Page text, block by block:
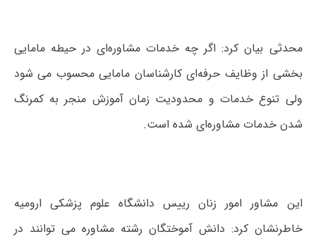
محدثی بیان کرد: اگر چه خدمات مشاوره‌ای در حیطه مامایی
بخشی از وظایف حرفه‌ای کارشناسان مامایی محسوب می شود
ولی تنوع خدمات و محدودیت زمان آموزش منجر به کمرنگ
شدن خدمات مشاوره‌ای شده است.
این مشاور امور زنان رییس دانشگاه علوم پزشکی ارومیه
خاطرنشان کرد: دانش آموختگان رشته مشاوره می توانند در